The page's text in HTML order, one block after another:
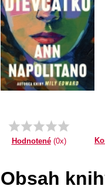
Hodnotené(0x)
Obsah